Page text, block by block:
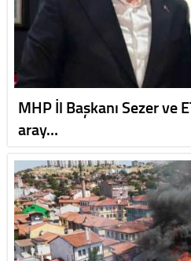
MHP İl Başkanı Sezer ve
aray…